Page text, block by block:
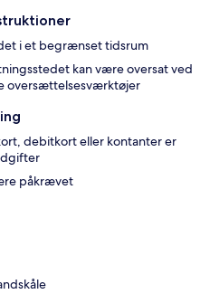
i et begrænset tidsrum
kan være oversat ved
oversættelsesværktøjer
debitkort eller kontanter er
påkrævet